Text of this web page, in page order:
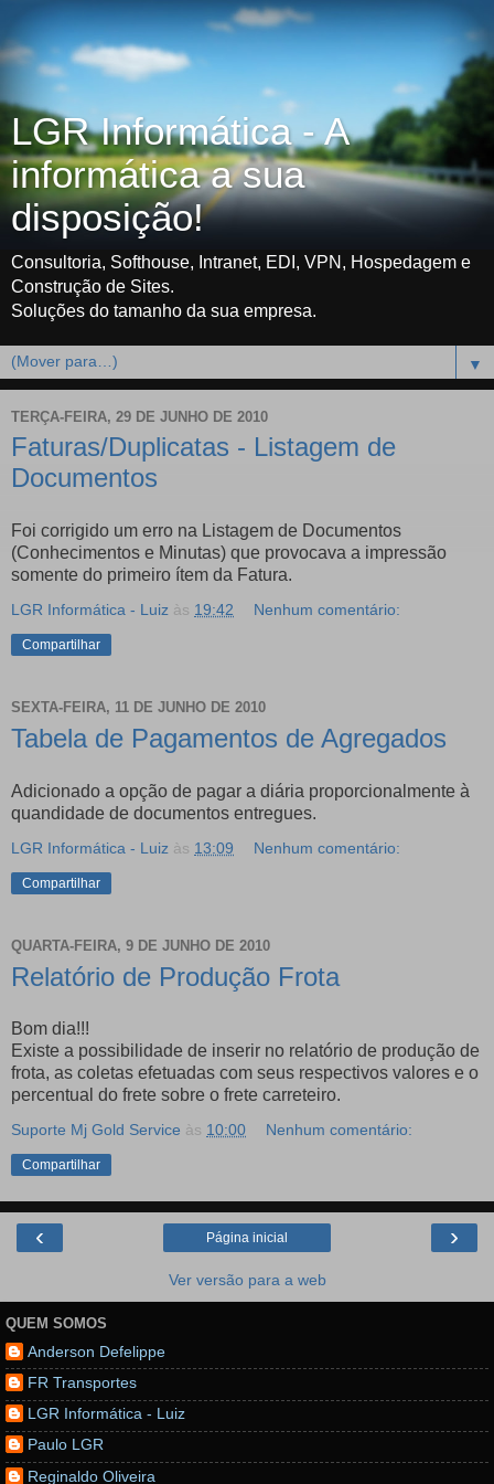
LGR Informática - A
informática a sua
disposição!
Consultoria, Softhouse, Intranet, EDI, VPN, Hospedagem e
Construção de Sites.
Soluções do tamanho da sua empresa.
▼
TERÇA-FEIRA, 29 DE JUNHO DE 2010
Faturas/Duplicatas - Listagem de
Documentos
Foi corrigido um erro na Listagem de Documentos
(Conhecimentos e Minutas) que provocava a impressão
somente do primeiro ítem da Fatura.
LGR Informática - Luiz às 19:42 Nenhum comentário:
Compartilhar
SEXTA-FEIRA, 11 DE JUNHO DE 2010
Tabela de Pagamentos de Agregados
Adicionado a opção de pagar a diária proporcionalmente à
quandidade de documentos entregues.
LGR Informática - Luiz às 13:09 Nenhum comentário:
Compartilhar
QUARTA-FEIRA, 9 DE JUNHO DE 2010
Relatório de Produção Frota
Bom dia!!!
Existe a possibilidade de inserir no relatório de produção de
frota, as coletas efetuadas com seus respectivos valores e o
percentual do frete sobre o frete carreteiro.
Suporte Mj Gold Service às 10:00 Nenhum comentário:
Compartilhar
‹ ›
Página inicial
Ver versão para a web
QUEM SOMOS
Anderson Defelippe
FR Transportes
LGR Informática - Luiz
Paulo LGR
Reginaldo Oliveira